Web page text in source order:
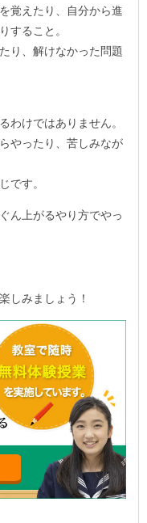
覚えたり、自分から進
すること。
り、解けなかった問題
わけではありません。
やったり、苦しみなが
です。
ん上がるやり方でやっ
しみましょう！